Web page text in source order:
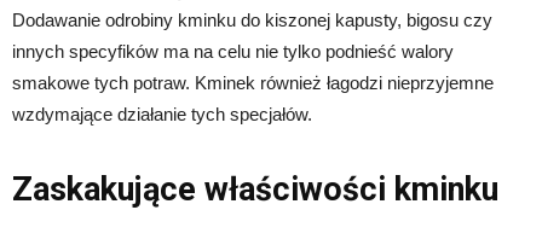
Dodawanie odrobiny kminku do kiszonej kapusty, bigosu czy
innych specyfików ma na celu nie tylko podnieść walory
smakowe tych potraw. Kminek również łagodzi nieprzyjemne
wzdymające działanie tych specjałów.
Zaskakujące właściwości kminku